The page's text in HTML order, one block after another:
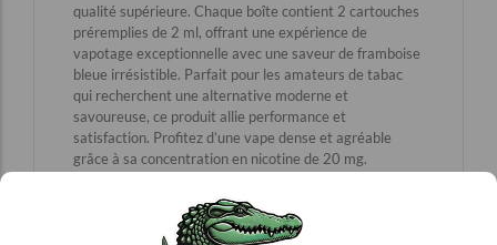
qualité supérieure. Chaque boîte contient 2 cartouches
préremplies de 2 ml, offrant une expérience de
vapotage exceptionnelle avec une saveur de framboise
bleue irrésistible. Parfait pour les amateurs de tabac
qui recherchent une alternative moderne et
savoureuse, ce produit allie performance et
satisfaction. Profitez d’une vape dense et agréable
grâce à sa concentration en nicotine de 20 mg.
notre gamme complète d’e-cigarettes pour une
expérience de vapotage inégalée.